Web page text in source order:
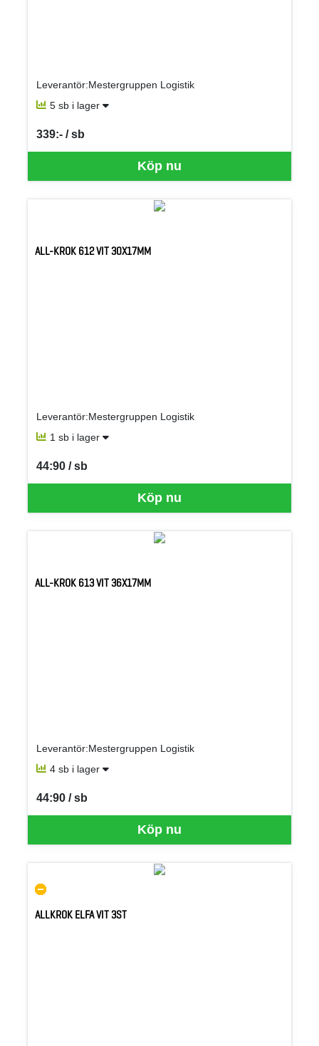
Leverantör:Mestergruppen Logistik
5 sb i lager
Köp nu
339:- / sb
SEK per SB
ALL-KROK 612 VIT 30X17MM
Leverantör:Mestergruppen Logistik
1 sb i lager
Köp nu
44:90 / sb
SEK per SB
ALL-KROK 613 VIT 36X17MM
Leverantör:Mestergruppen Logistik
4 sb i lager
Köp nu
44:90 / sb
SEK per SB
ALLKROK ELFA VIT 3ST